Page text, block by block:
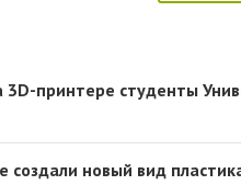
принтере студенты
создали новый вид